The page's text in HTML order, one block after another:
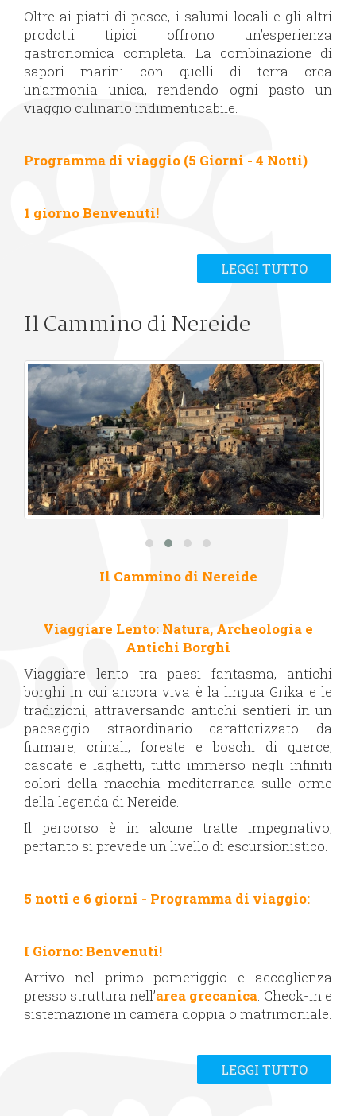
Oltre ai piatti di pesce, i salumi locali e gli altri
prodotti tipici offrono un’esperienza
gastronomica completa. La combinazione di
sapori marini con quelli di terra crea
un’armonia unica, rendendo ogni pasto un
viaggio culinario indimenticabile.
Programma di viaggio (5 Giorni - 4 Notti)
1 giorno Benvenuti!
LEGGI TUTTO
Il Cammino di Nereide
Il Cammino di Nereide
Viaggiare Lento: Natura, Archeologia e
Antichi Borghi
Viaggiare lento tra paesi fantasma, antichi
borghi in cui ancora viva è la lingua Grika e le
tradizioni, attraversando antichi sentieri in un
paesaggio straordinario caratterizzato da
fiumare, crinali, foreste e boschi di querce,
cascate e laghetti, tutto immerso negli infiniti
colori della macchia mediterranea sulle orme
della legenda di Nereide.
Il percorso è in alcune tratte impegnativo,
pertanto si prevede un livello di escursionistico.
5 notti e 6 giorni - Programma di viaggio:
I Giorno: Benvenuti!
Arrivo nel primo pomeriggio e accoglienza
presso struttura nell’area grecanica. Check-in e
sistemazione in camera doppia o matrimoniale.
LEGGI TUTTO